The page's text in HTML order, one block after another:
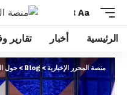
Aa
الرئيسية أخبار تقارير
منصة المحرر الإخبارية>
Blog
>حول